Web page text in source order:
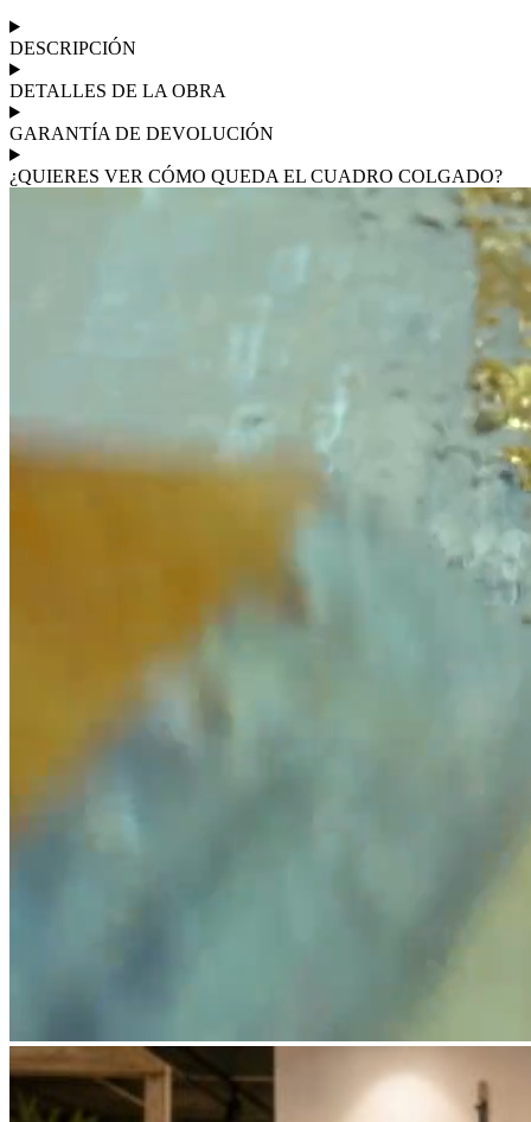
DESCRIPCIÓN
DETALLES DE LA OBRA
GARANTÍA DE DEVOLUCIÓN
¿QUIERES VER CÓMO QUEDA EL CUADRO COLGADO?